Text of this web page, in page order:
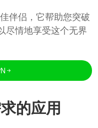
伴侣，它帮助您突破
尽情地享受这个无界
的应用